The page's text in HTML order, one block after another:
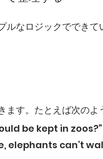
なロジックでできて
す。たとえば次のよ
be kept in
elephants can’t